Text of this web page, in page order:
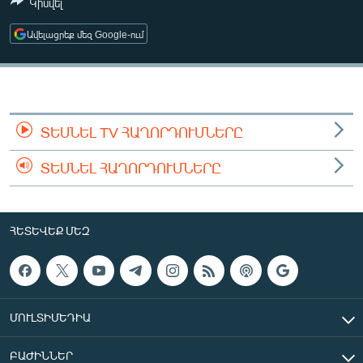
ՄԻՋԱԶԳԱՅԻՆ
ՄՇԱԿՈՒՅԹ
ՍՊՈՐՏ
ՏՏ ԵՒ ԻՆՏԵՐՆԵՏ
ԿՈՐՈՆԱՎԻՐՈՒՍ
ԱՐԽԻՎ
ՏԵՍԱՆՅՈՒԹԵՐ
ՁԳՏԵԼՈՎ ԼԱՎԱԳՈՒՅՆԻՆ
Հայերեն
Կիսվել
Ավելացրեք մեզ Google-ում
ՏԵՍՆԵԼ TV ՀԱՂՈՐԴՈՒՄՆԵՐԸ
ՏԵՍՆԵԼ ՀԱՂՈՐԴՈՒՄՆԵՐԸ
ՀԵՏԵՎԵՔ ՄԵԶ
ՄՈՒԼՏԻՄԵԴԻԱ
ԲԱԺԻՆՆԵՐ